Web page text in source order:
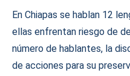
En Chiapas se hablan 12
ellas enfrentan riesgo de
número de hablantes, la
de acciones para su